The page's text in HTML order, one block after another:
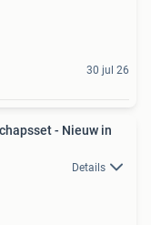
30 jul 26
- Nieuw in
Details